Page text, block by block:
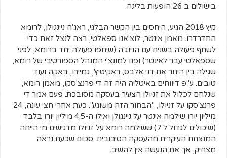
בישולים ב 26 הופעות בליגה.
קיץ 2018 הגיע, היחסים בין הקשר הבלגי, ראג'ה ניינגולן, לרומא
התדרדרו. מאמן אינטר, לוצ'אנו ספאלטי, רצה לנצל זאת כדי
לשתף פעולה בשנית עם הנינג'ה (שיתפו פעולה יחד ברומא, לפני
שספאלטי עבר לאינטר) ופנו למונצ'י המנהל הספורטיבי של רומא,
שגילה בין היתר את דני אלבס, ראקיטיץ', גמיירו, באקה ועוד
טובים. ע"פ דיווחים באיטליה היה זה די פרנצ'סקו, מאמן רומא,
שנלחם לכלול את זניולו הצעיר בעסקה מסובכת. פעם אמר די
פרנצ'סקו על זניולו, "הבחור הזה משוגע". כעת אחרי חצי עונה, 24
מיליון יורו שילמה אינטר על ניינגולן ואילו ה-4.5 מיליון יורו בלבד
(שיכולים לגדול ל 7) ששילמה רומא על זניולו מדגישים מי הייתה
המנצחת העיקרית מהעסקה הסיבובית. סכום שכעת נראה
מצחיק, אך את הנעשה אין להשיב.